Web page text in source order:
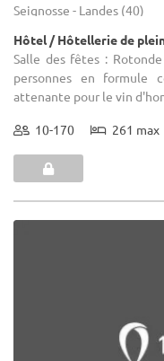
Seignosse - Landes (40)
Hôtel / Hôtellerie de
Salle des fêtes :
personnes en formule
attenante pour le vin
10-170 261 max